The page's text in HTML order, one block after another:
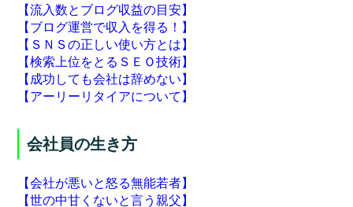
【流入数とブログ収益の目安】
【ブログ運営で収入を得る！】
【ＳＮＳの正しい使い方とは】
【検索上位をとるＳＥＯ技術】
【成功しても会社は辞めない】
【アーリーリタイアについて】
会社員の生き方
【会社が悪いと怒る無能若者】
【世の中甘くないと言う親父】